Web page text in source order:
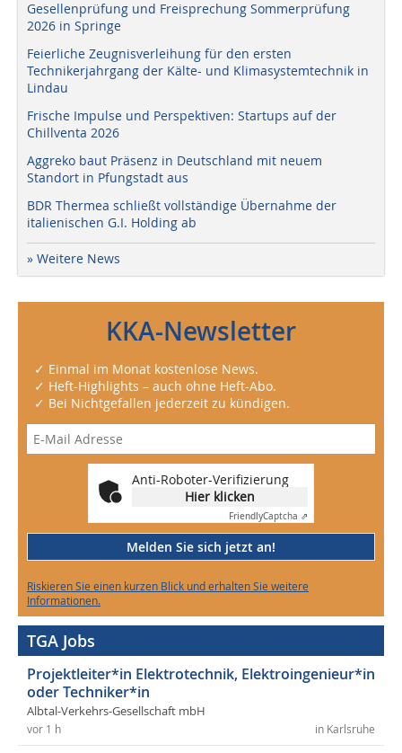
Gesellenprüfung und Freisprechung Sommerprüfung
2026 in Springe
Feierliche Zeugnisverleihung für den ersten
Technikerjahrgang der Kälte- und Klimasystemtechnik in
Lindau
Frische Impulse und Perspektiven: Startups auf der
Chillventa 2026
Aggreko baut Präsenz in Deutschland mit neuem
Standort in Pfungstadt aus
BDR Thermea schließt vollständige Übernahme der
italienischen G.I. Holding ab
» Weitere News
KKA-Newsletter
✓ Einmal im Monat kostenlose News.
✓ Heft-Highlights – auch ohne Heft-Abo.
✓ Bei Nichtgefallen jederzeit zu kündigen.
Anti-Roboter-Verifizierung
Hier klicken
FriendlyCaptcha ⇗
Melden Sie sich jetzt an!
Riskieren Sie einen kurzen Blick und erhalten Sie weitere
Informationen.
TGA Jobs
Projektleiter*in Elektrotechnik, Elektroingenieur*in
oder Techniker*in
Albtal-Verkehrs-Gesellschaft mbH
in Karlsruhe
vor 1 h